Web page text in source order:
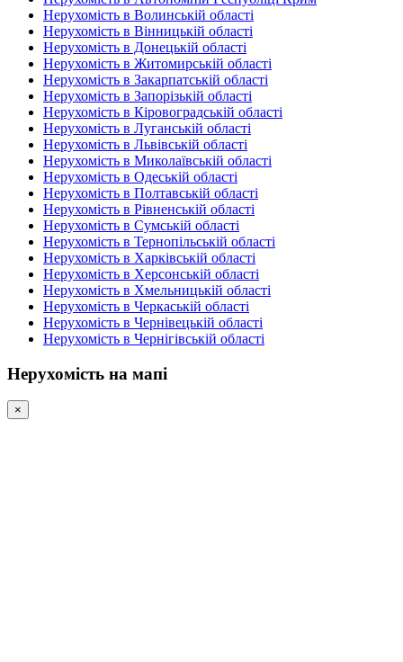
Нерухомість в Волинській області
Нерухомість в Вінницькій області
Нерухомість в Донецькій області
Нерухомість в Житомирській області
Нерухомість в Закарпатській області
Нерухомість в Запорізькій області
Нерухомість в Кіровоградській області
Нерухомість в Луганській області
Нерухомість в Львівській області
Нерухомість в Миколаївській області
Нерухомість в Одеській області
Нерухомість в Полтавській області
Нерухомість в Рівненській області
Нерухомість в Сумській області
Нерухомість в Тернопільській області
Нерухомість в Харківській області
Нерухомість в Херсонській області
Нерухомість в Хмельницькій області
Нерухомість в Черкаській області
Нерухомість в Чернівецькій області
Нерухомість в Чернігівській області
Нерухомість на мапі
×